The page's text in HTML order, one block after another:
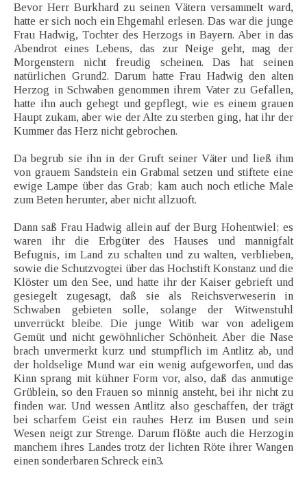
Bevor Herr Burkhard zu seinen Vätern versammelt ward,
hatte er sich noch ein Ehgemahl erlesen. Das war die junge
Frau Hadwig, Tochter des Herzogs in Bayern. Aber in das
Abendrot eines Lebens, das zur Neige geht, mag der
Morgenstern nicht freudig scheinen. Das hat seinen
natürlichen Grund2. Darum hatte Frau Hadwig den alten
Herzog in Schwaben genommen ihrem Vater zu Gefallen,
hatte ihn auch gehegt und gepflegt, wie es einem grauen
Haupt zukam, aber wie der Alte zu sterben ging, hat ihr der
Kummer das Herz nicht gebrochen.
Da begrub sie ihn in der Gruft seiner Väter und ließ ihm
von grauem Sandstein ein Grabmal setzen und stiftete eine
ewige Lampe über das Grab; kam auch noch etliche Male
zum Beten herunter, aber nicht allzuoft.
Dann saß Frau Hadwig allein auf der Burg Hohentwiel; es
waren ihr die Erbgüter des Hauses und mannigfalt
Befugnis, im Land zu schalten und zu walten, verblieben,
sowie die Schutzvogtei über das Hochstift Konstanz und die
Klöster um den See, und hatte ihr der Kaiser gebrieft und
gesiegelt zugesagt, daß sie als Reichsverweserin in
Schwaben gebieten solle, solange der Witwenstuhl
unverrückt bleibe. Die junge Witib war von adeligem
Gemüt und nicht gewöhnlicher Schönheit. Aber die Nase
brach unvermerkt kurz und stumpflich im Antlitz ab, und
der holdselige Mund war ein wenig aufgeworfen, und das
Kinn sprang mit kühner Form vor, also, daß das anmutige
Grüblein, so den Frauen so minnig ansteht, bei ihr nicht zu
finden war. Und wessen Antlitz also geschaffen, der trägt
bei scharfem Geist ein rauhes Herz im Busen und sein
Wesen neigt zur Strenge. Darum flößte auch die Herzogin
manchem ihres Landes trotz der lichten Röte ihrer Wangen
einen sonderbaren Schreck ein3.